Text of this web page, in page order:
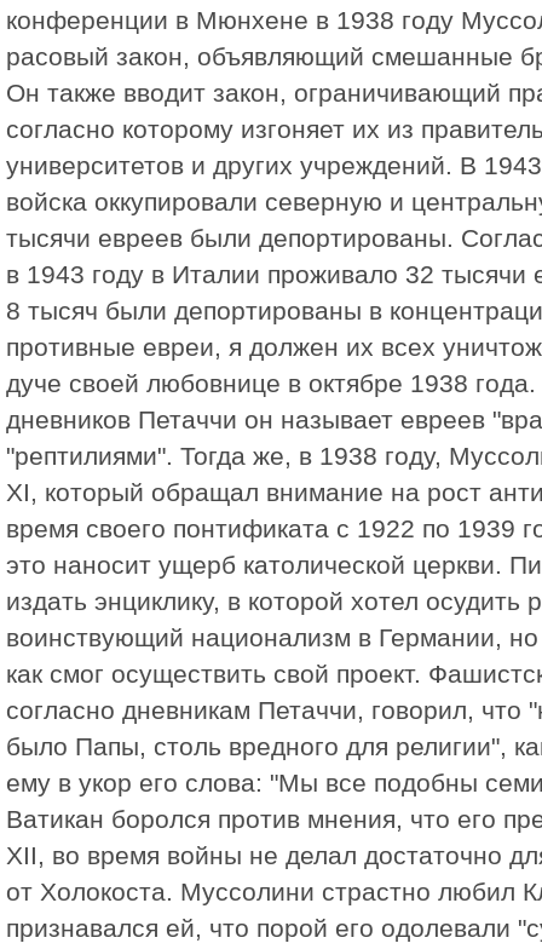
конференции в Мюнхене в 1938 году
расовый закон, объявляющий смешанные
Он также вводит закон, ограничивающий
согласно которому изгоняет их из
университетов и других учреждений. В
войска оккупировали северную и
тысячи евреев были депортированы.
в 1943 году в Италии проживало 32 тысячи
8 тысяч были депортированы в
противные евреи, я должен их всех
дуче своей любовнице в октябре 1938
дневников Петаччи он называет евреев
"рептилиями". Тогда же, в 1938 году,
XI, который обращал внимание на рост
время своего понтификата с 1922 по 1939
это наносит ущерб католической церкви.
издать энциклику, в которой хотел осудить
воинствующий национализм в Германии,
как смог осуществить свой проект.
согласно дневникам Петаччи, говорил, что
было Папы, столь вредного для религии",
ему в укор его слова: "Мы все подобны
Ватикан боролся против мнения, что его
XII, во время войны не делал достаточно
от Холокоста. Муссолини страстно любил
признавался ей, что порой его одолевали